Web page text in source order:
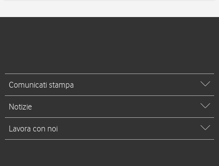
Comunicati stampa
Notizie
Lavora con noi